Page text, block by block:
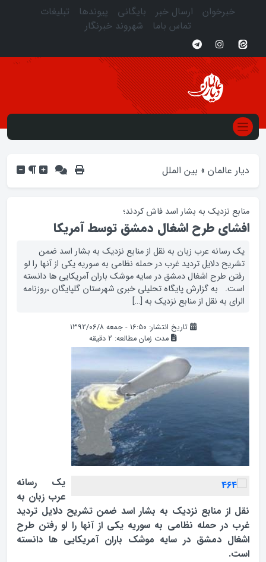
خبرخوان ارسال خبر بایگانی پیوندها
تبلیغات
تماس باما
شهروند خبرنگار
دیار عالمان » بین الملل
منابع نزدیک به بشار اسد فاش کردند؛
افشای طرح اشغال دمشق توسط آمریکا
یک رسانه عرب زبان به نقل از منابع نزدیک به بشار اسد ضمن
تشریح دلایل تردید غرب در حمله نظامی به سوریه یکی از آنها را لو
رفتن طرح اشغال دمشق در سایه موشک باران آمریکایی ها دانسته
است. به گزارش پایگاه تحلیلی خبری شهرستان گلپایگان ،روزنامه
الرای به نقل از منابع نزدیک به […]
تاریخ انتشار: ۱۶:۵۰ - جمعه ۱۳۹۲/۰۶/۸
مدت زمان مطالعه: 2 دقیقه
یک رسانه
عرب زبان به
نقل از منابع نزدیک به بشار اسد ضمن تشریح دلایل تردید
غرب در حمله نظامی به سوریه یکی از آنها را لو رفتن طرح
اشغال دمشق در سایه موشک باران آمریکایی ها دانسته
است.